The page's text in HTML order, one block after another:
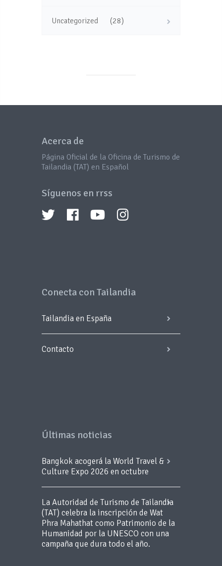
Uncategorized (28)
Acerca de
Página Oficial de la Oficina de Turismo de
Tailandia (TAT) en Español
Síguenos en rrss
Conecta con Tailandia
Tailandia en España
Contacto
Últimas noticias
Bangkok acogerá la World Travel &
Culture Expo 2026 en octubre
La Autoridad de Turismo de Tailandia
(TAT) celebra la inscripción de Wat
Phra Mahathat como Patrimonio de la
Humanidad por la UNESCO con una
campaña que dura todo el año.